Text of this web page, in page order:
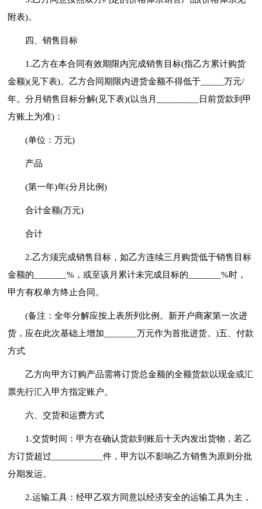
附表)。
四、销售目标
1.乙方在本合同有效期限内完成销售目标(指乙方累计购货
金额)(见下表)。乙方合同期限内进货金额不得低于_____万元/
年。分月销售目标分解(见下表)(以当月_________日前货款到甲
方账上为准)：
(单位：万元)
产品
(第一年)年(分月比例)
合计金额(万元)
合计
2.乙方须完成销售目标，如乙方连续三月购货低于销售目标
金额的_______%，或至该月累计未完成目标的_______%时，
甲方有权单方终止合同。
(备注：全年分解应按上表所列比例。新开户商家第一次进
货，应在此次基础上增加_______万元作为首批进货。)五、付款
方式
乙方向甲方订购产品需将订货总金额的全额货款以现金或汇
票先行汇入甲方指定账户。
六、交货和运费方式
1.交货时间：甲方在确认货款到账后十天内发出货物，若乙
方订货超过___________件，甲方以不影响乙方销售为原则分批
分期发运。
2.运输工具：经甲乙双方同意以经济安全的运输工具为主，